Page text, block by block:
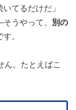
てるだけだ」
うやって、
別の
す。
ん。たとえばこ